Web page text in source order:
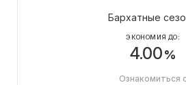
Бархатные
ЭКОНОМИЯ ДО:
4.00%
Ознакомиться